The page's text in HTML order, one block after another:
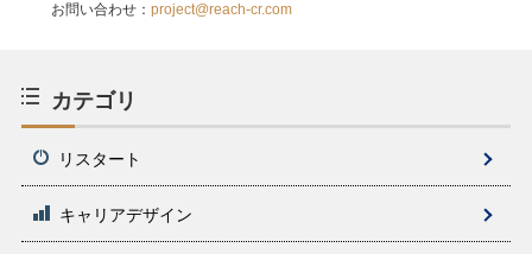
お問い合わせ： project@reach-cr.com
カテゴリ
リスタート
キャリアデザイン